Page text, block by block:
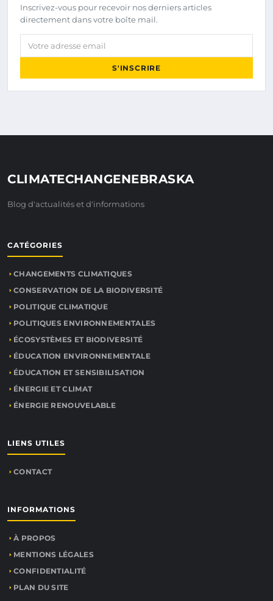
Inscrivez-vous pour recevoir nos derniers articles
directement dans votre boîte mail.
Votre adresse email
S'INSCRIRE
CLIMATECHANGENEBRASKA
Blog d'actualités et d'informations
CATÉGORIES
CHANGEMENTS CLIMATIQUES
CONSERVATION DE LA BIODIVERSITÉ
POLITIQUE CLIMATIQUE
POLITIQUES ENVIRONNEMENTALES
ÉCOSYSTÈMES ET BIODIVERSITÉ
ÉDUCATION ENVIRONNEMENTALE
ÉDUCATION ET SENSIBILISATION
ÉNERGIE ET CLIMAT
ÉNERGIE RENOUVELABLE
LIENS UTILES
CONTACT
INFORMATIONS
À PROPOS
MENTIONS LÉGALES
CONFIDENTIALITÉ
PLAN DU SITE